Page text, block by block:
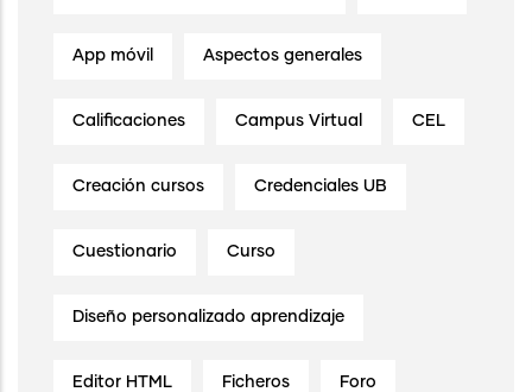
App móvil Aspectos generales
Calificaciones Campus Virtual CEL
Creación cursos Credenciales UB
Cuestionario Curso
Diseño personalizado aprendizaje
Editor HTML Ficheros Foro